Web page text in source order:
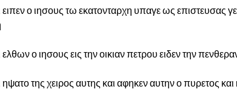
ειπεν ο ιησους τω εκατονταρχη υπαγε ως επιστευσας
ελθων ο ιησους εις την οικιαν πετρου ειδεν την
ηψατο της χειρος αυτης και αφηκεν αυτην ο πυρετος